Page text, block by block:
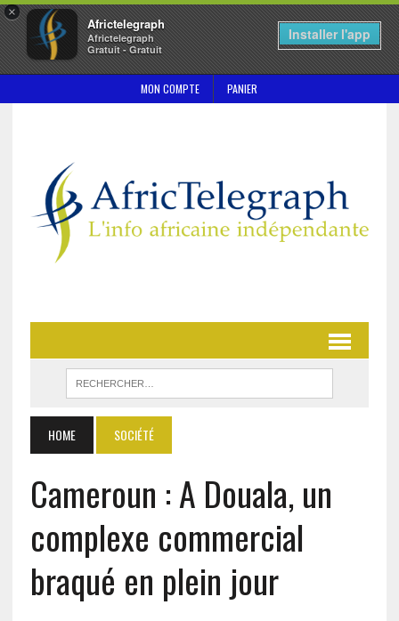
×
Africtelegraph
Africtelegraph
Gratuit - Gratuit
Installer l'app
MON COMPTE PANIER
HOME SOCIÉTÉ
Cameroun : A Douala, un
complexe commercial
braqué en plein jour